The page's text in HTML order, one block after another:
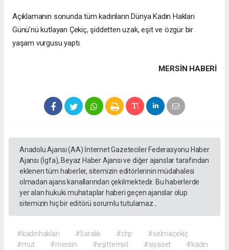
Açıklamanın sonunda tüm kadınların Dünya Kadın Hakları
Günü’nü kutlayan Çekiç, şiddetten uzak, eşit ve özgür bir
yaşam vurgusu yaptı.
MERSIN HABERİ
Anadolu Ajansı (AA) İnternet Gazeteciler Federasyonu Haber
Ajansı (İgfa), Beyaz Haber Ajansı ve diğer ajanslar tarafından
eklenen tüm haberler, sitemizin editörlerinin müdahalesi
olmadan ajans kanallarından çekilmektedir. Bu haberlerde
yer alan hukuki muhataplar haberi geçen ajanslar olup
sitemizin hiç bir editörü sorumlu tutulamaz...
#kadınhakları #5aralık #chp
#selmaçekiç
#mut
#mersin #eşittemsil #siyaset #kadın